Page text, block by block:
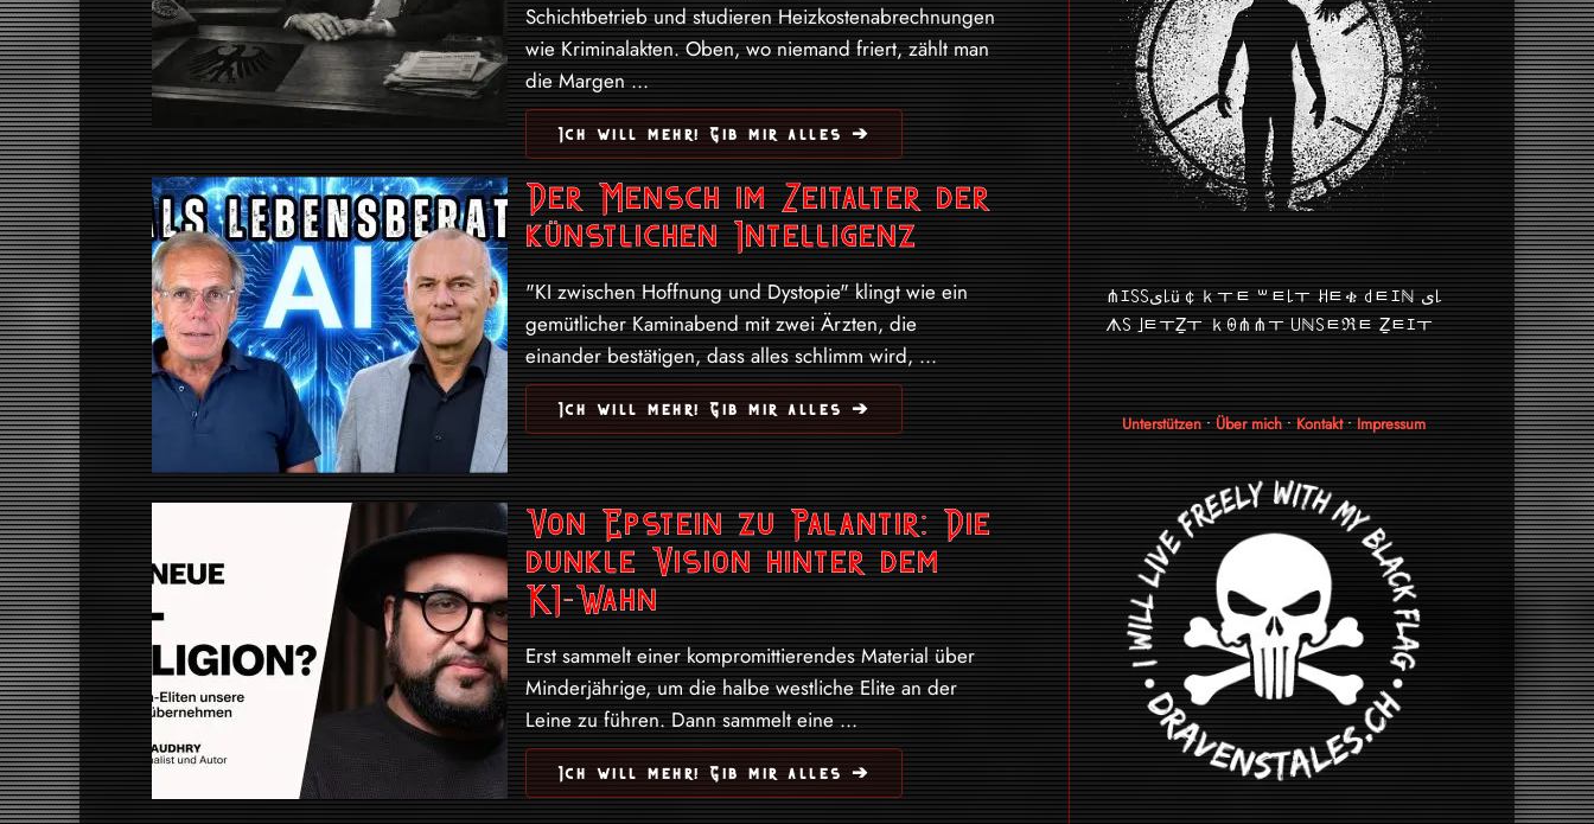
Schichtbetrieb und studieren Heizkostenabrechnungen
wie Kriminalakten. Oben, wo niemand friert, zählt man
die Margen ...
Ich will mehr! Gib mir alles ➔
Der Mensch im Zeitalter der
künstlichen Intelligenz
"KI zwischen Hoffnung und Dystopie" klingt wie ein
gemütlicher Kaminabend mit zwei Ärzten, die
einander bestätigen, dass alles schlimm wird, ...
Ich will mehr! Gib mir alles ➔
Von Epstein zu Palantir: Die
dunkle Vision hinter dem
KI-Wahn
Erst sammelt einer kompromittierendes Material über
Minderjährige, um die halbe westliche Elite an der
Leine zu führen. Dann sammelt eine ...
Ich will mehr! Gib mir alles ➔
⋔ｴ꒚꒚ﻯ꒒ü￠ｋￓﾼ ꒳ﾼ꒒ￓ ꎧﾼቄ ꒯ﾼｴℕ ﻯ꒒
ᗑ꒚ ｣ﾼￓẔￓ ｋꑙ⋔⋔ￓ ꒤ℕ꒚ﾼℜﾼ Ẕﾼｴￓ
Unterstützen•Über mich•Kontakt•Impressum